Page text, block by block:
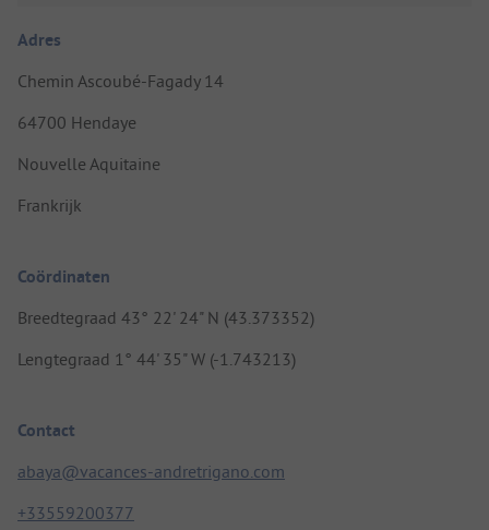
Adres
Chemin Ascoubé-Fagady 14
64700 Hendaye
Nouvelle Aquitaine
Frankrijk
Coördinaten
Breedtegraad 43° 22' 24" N (43.373352)
Lengtegraad 1° 44' 35" W (-1.743213)
Contact
abaya@vacances-andretrigano.com
+33559200377